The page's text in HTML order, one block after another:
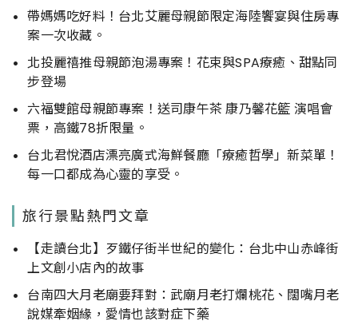
帶媽媽吃好料！台北艾麗母親節限定海陸饗宴與住房專
案一次收藏。
北投麗禧推母親節泡湯專案！花束與SPA療癒、甜點同
步登場
六福雙館母親節專案！送司康午茶 康乃馨花籃 演唱會
票，高鐵78折限量。
台北君悅酒店漂亮廣式海鮮餐廳「療癒哲學」新菜單！
每一口都成為心靈的享受。
旅行景點熱門文章
【走讀台北】歹鐵仔街半世紀的變化：台北中山赤峰街
上文創小店內的故事
台南四大月老廟要拜對：武廟月老打爛桃花、闊嘴月老
說媒牽姻緣，愛情也該對症下藥